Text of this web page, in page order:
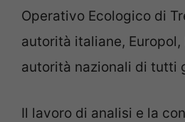
Operativo Ecologico di
autorità italiane, Europol,
autorità nazionali di tutti
Il lavoro di analisi e la